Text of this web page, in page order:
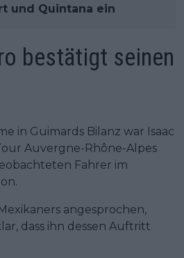
und Quintana ein
bestätigt seinen
in Guimards Bilanz war Isaac
Auvergne-Rhône-Alpes
Fahrer im
angesprochen,
dass ihn dessen Auftritt